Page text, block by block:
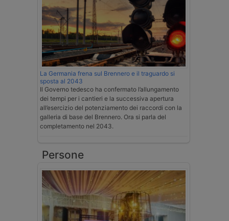
La Germania frena sul Brennero e il traguardo si
sposta al 2043
Il Governo tedesco ha confermato l’allungamento
dei tempi per i cantieri e la successiva apertura
all’esercizio del potenziamento dei raccordi con la
galleria di base del Brennero. Ora si parla del
completamento nel 2043.
Persone